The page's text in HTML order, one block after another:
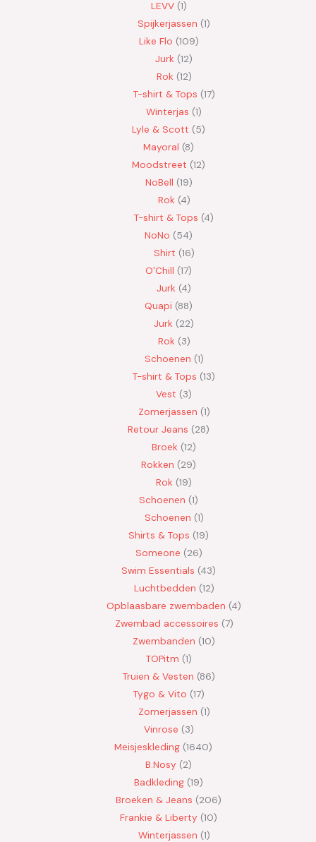
LEVV 1
Spijkerjassen 1
Like Flo 109
Jurk 12
Rok 12
T-shirt & Tops 17
Winterjas 1
Lyle & Scott
5
Mayoral 8
Moodstreet 12
NoBell 19
Rok 4
T-shirt & Tops 4
NoNo
54
Shirt 16
O'Chill 17
Jurk 4
Quapi 88
Jurk
22
Rok 3
Schoenen 1
T-shirt & Tops 13
Vest
3
Zomerjassen 1
Retour Jeans
28
Broek 12
Rokken
29
Rok 19
Schoenen 1
Schoenen 1
Shirts & Tops 19
Someone 26
Swim Essentials 43
Luchtbedden 12
Opblaasbare zwembaden 4
Zwembad accessoires 7
Zwembanden 10
TOPitm 1
Truien & Vesten 86
Tygo & Vito 17
Zomerjassen 1
Vinrose 3
Meisjeskleding 1640
B.Nosy
2
Badkleding 19
Broeken & Jeans
206
Frankie & Liberty 10
Winterjassen 1